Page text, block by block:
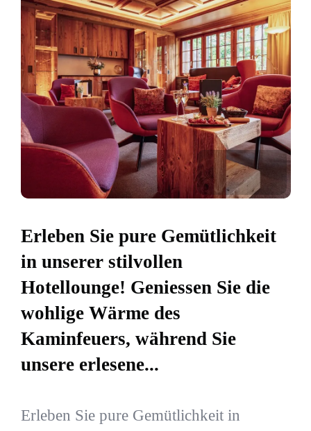
Erleben Sie pure Gemütlichkeit
in unserer stilvollen
Hotellounge! Geniessen Sie die
wohlige Wärme des
Kaminfeuers, während Sie
unsere erlesene...
Erleben Sie pure Gemütlichkeit in